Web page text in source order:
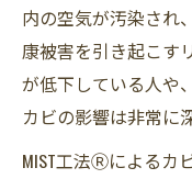
内の空気が汚染され
康被害を引き起こす
が低下している人や
カビの影響は非常に
MIST工法Ⓡによるカ